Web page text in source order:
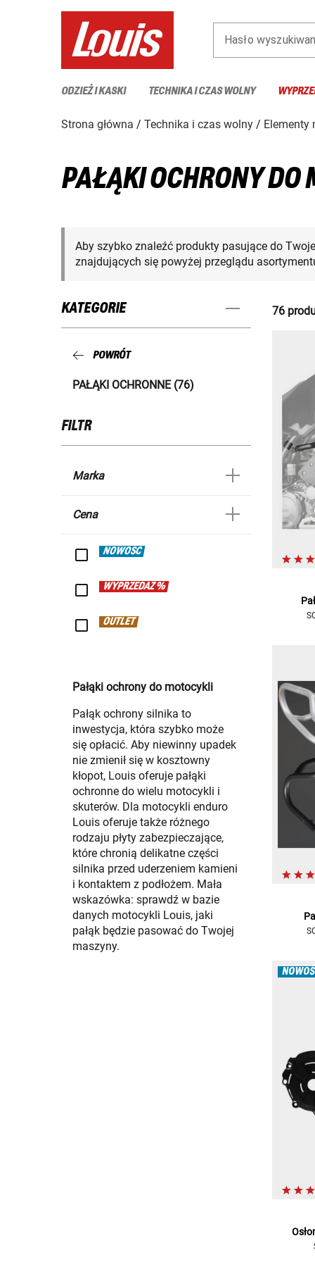
Hasło
ODZIEŻ I KASKI TECHNIKA I CZAS WOLNY
Strona główna Technika i czas wolny Elementy
PAŁĄKI OCHRONY DO
Aby szybko znaleźć produkty pasujące do
znajdujących się powyżej przeglądu
KATEGORIE
POWRÓT
PAŁĄKI OCHRONNE (76)
FILTR
Marka
Cena
NOWOŚĆ
WYPRZEDAŻ %
OUTLET
Pałąki ochrony do motocykli
Pałąk ochrony silnika to
inwestycja, która szybko może
się opłacić. Aby niewinny upadek
nie zmienił się w kosztowny
kłopot, Louis oferuje pałąki
ochronne do wielu motocykli i
skuterów. Dla motocykli enduro
Louis oferuje także różnego
rodzaju płyty zabezpieczające,
które chronią delikatne części
silnika przed uderzeniem kamieni
i kontaktem z podłożem. Mała
wskazówka: sprawdź w bazie
danych motocykli Louis, jaki
pałąk będzie pasować do Twojej
maszyny.
76